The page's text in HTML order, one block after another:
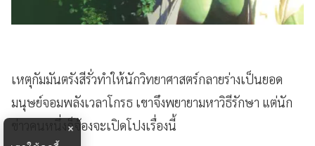
เหตุกัมมันตรังสีรั่วทำให้นักวิทยาศาสตร์กลายร่างเป็นยอด
มนุษย์จอมพลังเวลาโกรธ เขาจึงพยายามหาวิธีรักษา แต่นัก
ข่าวคนหนึ่งก็จ้องจะเปิดโปงเรื่องนี้
×